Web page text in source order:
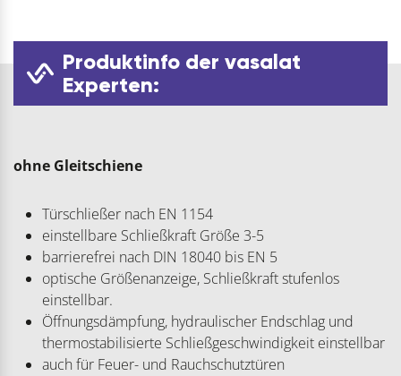
Produktinfo der vasalat
Experten:
ohne Gleitschiene
Türschließer nach EN 1154
einstellbare Schließkraft Größe 3-5
barrierefrei nach DIN 18040 bis EN 5
optische Größenanzeige, Schließkraft stufenlos
einstellbar.
Öffnungsdämpfung, hydraulischer Endschlag und
thermostabilisierte Schließgeschwindigkeit einstellbar
auch für Feuer- und Rauchschutztüren